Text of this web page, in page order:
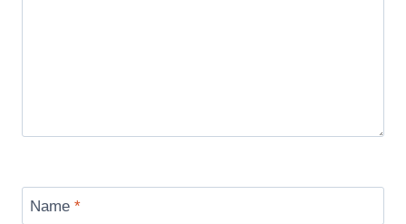
Name *